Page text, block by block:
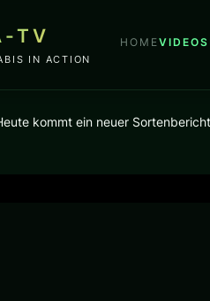
TV
IN ACTION
HOMEVIDEOS
kommt ein neuer